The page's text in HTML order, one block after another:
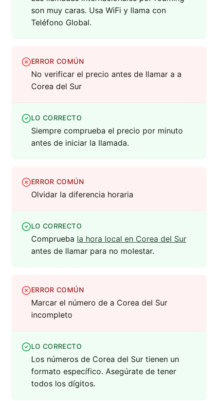
son muy caras. Usa WiFi y llama con
Teléfono Global.
ERROR COMÚN
No verificar el precio antes de llamar a a
Corea del Sur
LO CORRECTO
Siempre comprueba el precio por minuto
antes de iniciar la llamada.
ERROR COMÚN
Olvidar la diferencia horaria
LO CORRECTO
Comprueba la hora local en Corea del Sur
antes de llamar para no molestar.
ERROR COMÚN
Marcar el número de a Corea del Sur
incompleto
LO CORRECTO
Los números de Corea del Sur tienen un
formato específico. Asegúrate de tener
todos los dígitos.